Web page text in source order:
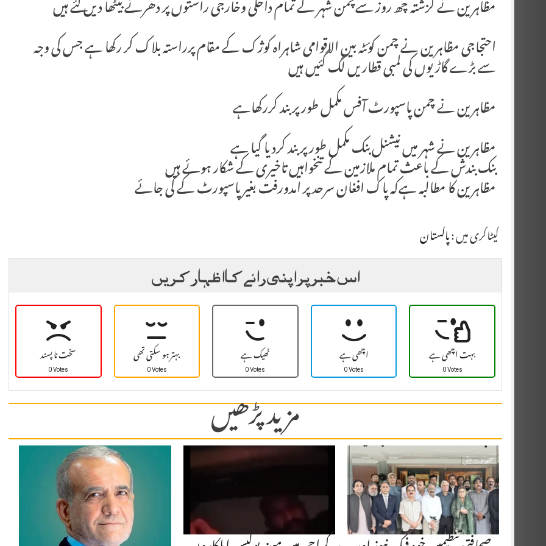
مظاہرین نے گزشتہ چھ روز سےچمن شہر کے تمام داخلی وخارجی راستوں پر دھرنے بیٹھا دیں گئے ہیں
احتجاجی مظاہرین نے چمن کوئٹہ بین الاقوامی شاہراہ کوژک کے مقام پرراستہ بلاک کر رکھا ہے جس کی وجہ
سے بڑے گاڑیوں کی لمبی قطاریں لگ گئیں ہیں
مظاہرین نے چمن پاسپورٹ آفس مکمل طور پر بند کررکھاہے
مظاہرین نے شہر میں نیشنل بنک مکمل طور پر بند کردیا گیا ہے
بنک بندش کے باعث تمام ملازمین کے تنخواہیں تاخیری کے شکار ہوئے ہیں
مظاہرین کا مطالبہ ہےکہ پاک افغان سرحد پر امدورفت بغیر پاسپورٹ کے کی جائے
کیٹاگری میں :پاکستان
اس خبر پر اپنی رائے کا اظہار کریں
سخت نا پسند
0 Votes بہتر ہو سکتی تھی
0 Votes ٹھیک ہے
0 Votes اچھی ہے
0 Votes بہت اچھی ہے
0 Votes
مزید پڑھیں